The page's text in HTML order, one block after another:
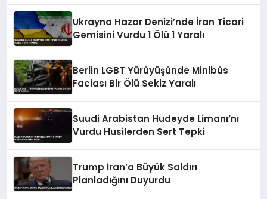
Ukrayna Hazar Denizi’nde İran Ticari
Gemisini Vurdu 1 Ölü 1 Yaralı
Berlin LGBT Yürüyüşünde Minibüs
Faciası Bir Ölü Sekiz Yaralı
Suudi Arabistan Hudeyde Limanı’nı
Vurdu Husilerden Sert Tepki
Trump İran’a Büyük Saldırı
Planladığını Duyurdu